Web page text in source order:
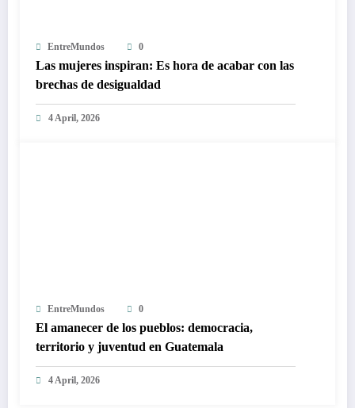
EntreMundos 0
Las mujeres inspiran: Es hora de acabar con las
brechas de desigualdad
4 April, 2026
EntreMundos 0
El amanecer de los pueblos: democracia,
territorio y juventud en Guatemala
4 April, 2026